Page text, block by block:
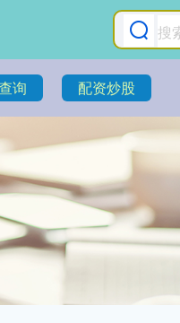
询 配资炒股